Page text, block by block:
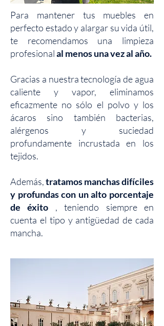
Para mantener tus muebles en
perfecto estado y alargar su vida útil,
te recomendamos una limpieza
profesionalal menos una vez al año.
Gracias a nuestra tecnología de agua
caliente y vapor, eliminamos
eficazmente no sólo el polvo y los
ácaros sino también bacterias,
alérgenos y suciedad
profundamente incrustada en los
tejidos.
Además,tratamos manchas difíciles
y profundas con un alto porcentaje
de éxito , teniendo siempre en
cuenta el tipo y antigüedad de cada
mancha.